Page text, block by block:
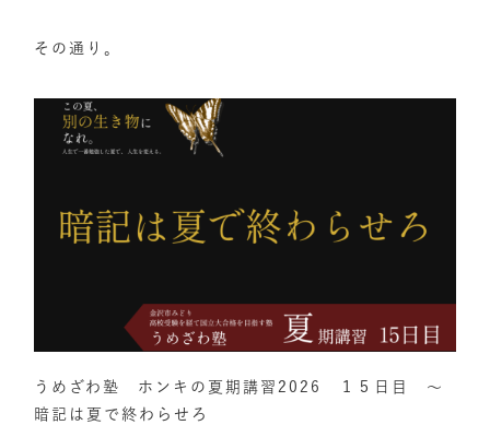
その通り。
うめざわ塾 ホンキの夏期講習2026 １５日目 ～
暗記は夏で終わらせろ